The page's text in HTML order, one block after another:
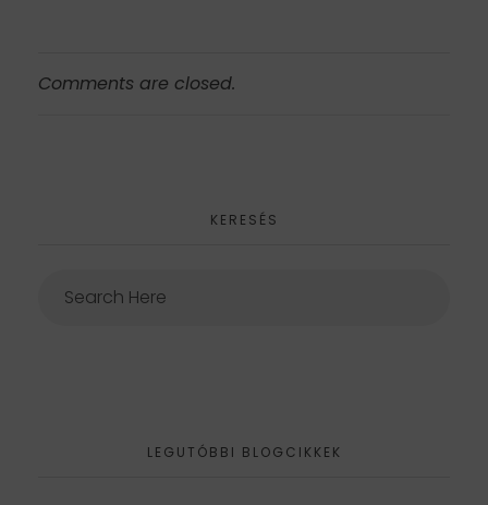
Comments are closed.
KERESÉS
LEGUTÓBBI BLOGCIKKEK